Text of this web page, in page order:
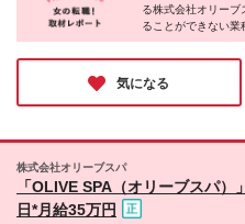
*PANTHEON西
坂 <渋谷区> *恵比寿店/恵比寿西 *DH恵比寿駅前店/恵
比寿南 *PENT
*PANTHEON新宿店/歌舞伎町
*PANTHEON銀座並木通
る株式会社オリー
ることができない業
して働ける企業様だ
り入れておらず、お
関わる仕事で、安
という方に、ぜひご
気になる
株式会社オリーブスパ
「OLIVE SPA（オリーブスパ
日*月給35万円